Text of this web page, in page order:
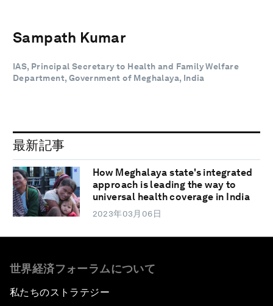
Sampath Kumar
IAS, Principal Secretary to Health and Family Welfare
Department, Government of Meghalaya, India
最新記事
How Meghalaya state's integrated
approach is leading the way to
universal health coverage in India
2023年03月06日
世界経済フォーラムについて
私たちのストラテジー